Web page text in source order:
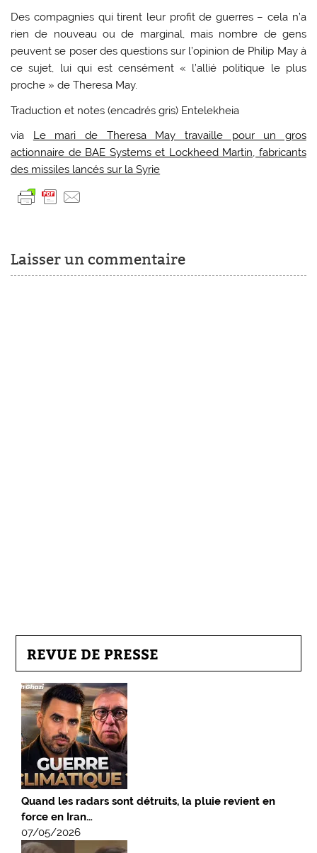
Des compagnies qui tirent leur profit de guerres – cela n’a
rien de nouveau ou de marginal, mais nombre de gens
peuvent se poser des questions sur l’opinion de Philip May à
ce sujet, lui qui est censément « l’allié politique le plus
proche » de Theresa May.
Traduction et notes (encadrés gris) Entelekheia
via Le mari de Theresa May travaille pour un gros
actionnaire de BAE Systems et Lockheed Martin, fabricants
des missiles lancés sur la Syrie
Laisser un commentaire
REVUE DE PRESSE
Quand les radars sont détruits, la pluie revient en
force en Iran…
07/05/2026